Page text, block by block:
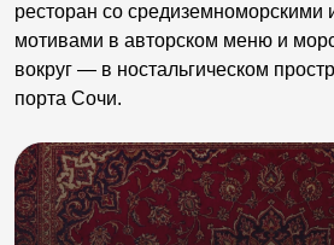
ресторан со средиземноморскими
мотивами в авторском меню и
вокруг — в ностальгическом
порта Сочи.